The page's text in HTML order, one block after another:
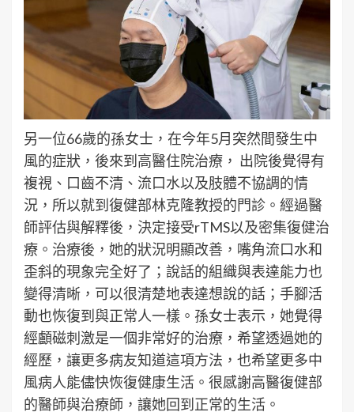
另一位66歲的孫女士，在今年5月突然間發生中
風的症狀，後來到高醫住院治療， 出院後覺得有
複視、口齒不清、流口水以及肢體不協調的情
況，所以就到復健部林克隆教授的門診。經過醫
師評估與解釋後，決定接受rTMS以及密集復健治
療。治療後，她的狀況明顯改善，嘴角流口水和
歪斜的現象完全好了；說話的組織與表達能力也
變得清晰，可以很清楚地表達想說的話；手腳活
動也恢復到與正常人一樣。孫女士表示，她覺得
經顱磁刺激是一個非常好的治療，希望透過她的
經歷，讓更多病友知道這項方法，也希望更多中
風病人能儘快恢復健康生活。很感謝高醫復健部
的醫師與治療師，讓她回到正常的生活。